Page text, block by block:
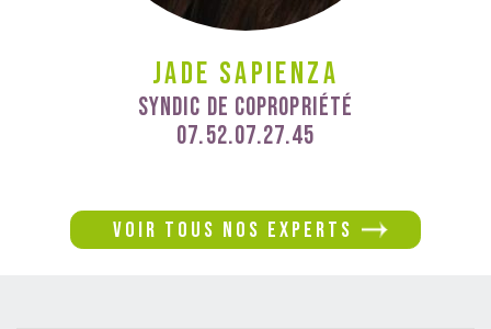
Jade Sapienza
Syndic de Copropriété
07.52.07.27.45
Voir tous nos experts